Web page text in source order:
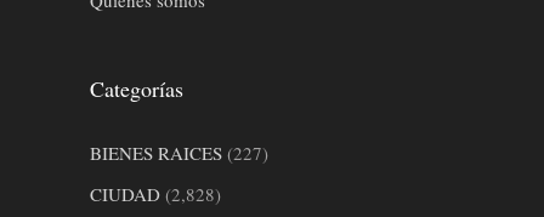
Categorías
BIENES RAICES (227)
CIUDAD (2,828)